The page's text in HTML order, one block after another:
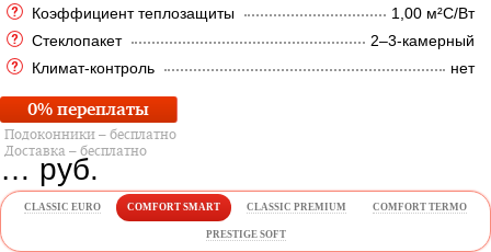
Коэффициент теплозащиты
1,00 м²C/Вт
Стеклопакет
2–3-камерный
Климат-контроль
нет
0% переплаты
Подоконники – бесплатно
Доставка – бесплатно
… руб.
CLASSIC EURO COMFORT SMART CLASSIC PREMIUM COMFORT TERMO
PRESTIGE SOFT